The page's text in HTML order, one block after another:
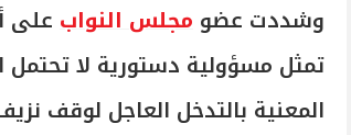
وشددت عضو مجلس النواب على
تمثل مسؤولية دستورية لا تحتمل
المعنية بالتدخل العاجل لوقف